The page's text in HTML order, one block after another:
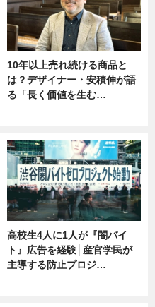
10年以上売れ続ける商品と
は？デザイナー・安積伸が語
る「長く価値を生む…
高校生4人に1人が『闇バイ
ト』広告を経験│産官学民が
主導する防止プロジ…